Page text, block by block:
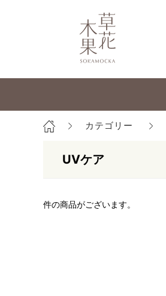
カテゴリー
UVケア
件の商品がございます。